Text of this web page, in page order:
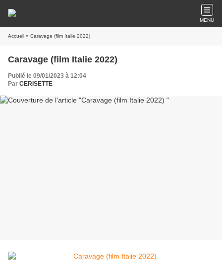
MENU
Accueil » Caravage (film Italie 2022)
Caravage (film Italie 2022)
Publié le 09/01/2023 à 12:04
Par CERISETTE